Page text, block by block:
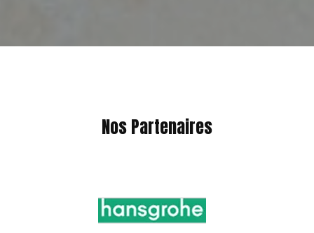
Nos Partenaires